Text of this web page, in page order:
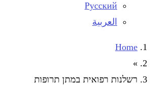
Русский
العربية
Home
»
רשלנות רפואית במתן תרופות